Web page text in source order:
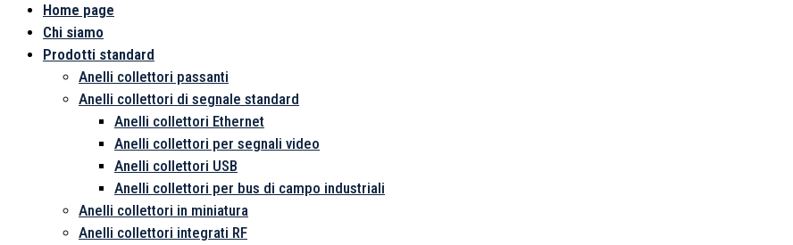
Home page
Chi siamo
Prodotti standard
Anelli collettori passanti
Anelli collettori di segnale standard
Anelli collettori Ethernet
Anelli collettori per segnali video
Anelli collettori USB
Anelli collettori per bus di campo industriali
Anelli collettori in miniatura
Anelli collettori integrati RF